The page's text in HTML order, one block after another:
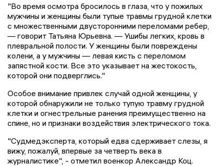
"Во время осмотра бросилось в глаза, что у пожилых
мужчины и женщины были тупые травмы грудной клетки
с множественными двусторонними переломами ребер,
— говорит Татьяна Юрьевна. — Ушибы легких, кровь в
плевральной полости. У женщины были повреждены
колени, а у мужчины — левая кисть с переломом
запястной кости. Все это указывает на жестокость,
которой они подверглись."
Особое внимание привлек случай одной женщины, у
которой обнаружили не только тупую травму грудной
клетки и огнестрельные ранения преимущественно на
спине, но и признаки воздействия электрического тока.
"Судмедэксперта, который едва сдерживает слезы, я
вижу, пожалуй, впервые за четверть века в
журналистике", - отметил военкор Александр Коц.